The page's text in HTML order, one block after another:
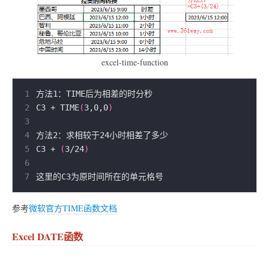
excel-time-function
1
方法1：TIME后为相差的时分秒
2
C3 + TIME(3,0,0)
3
4
方法2：求相较于24小时相差了多少
5
C3 + (3/24)
6
7
参考微软官方TIME函数文档
Excel DATE函数